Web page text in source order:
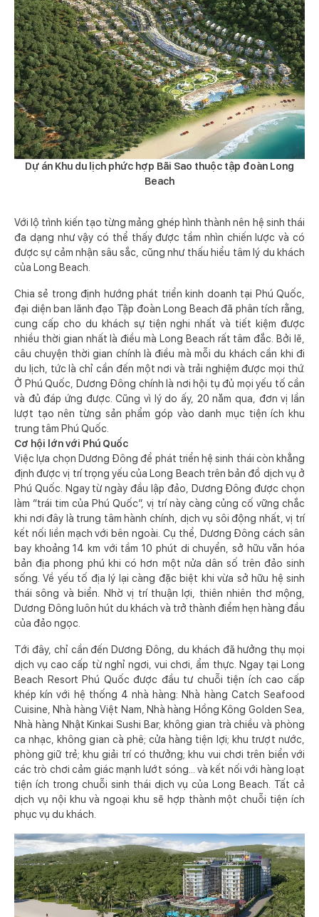
Dự án Khu du lịch phức hợp Bãi Sao thuộc tập đoàn Long
Beach
Với lộ trình kiến tạo từng mảng ghép hình thành nên hệ sinh thái
đa dạng như vậy có thể thấy được tầm nhìn chiến lược và có
được sự cảm nhận sâu sắc, cũng như thấu hiểu tâm lý du khách
của Long Beach.
Chia sẻ trong định hướng phát triển kinh doanh tại Phú Quốc,
đại diện ban lãnh đạo Tập đoàn Long Beach đã phân tích rằng,
cung cấp cho du khách sự tiện nghi nhất và tiết kiệm được
nhiều thời gian nhất là điều mà Long Beach rất tâm đắc. Bởi lẽ,
câu chuyện thời gian chính là điều mà mỗi du khách cần khi đi
du lịch, tức là chỉ cần đến một nơi và trải nghiệm được mọi thứ.
Ở Phú Quốc, Dương Đông chính là nơi hội tụ đủ mọi yếu tố cần
và đủ đáp ứng được. Cũng vì lý do ấy, 20 năm qua, đơn vị lần
lượt tạo nên từng sản phẩm góp vào danh mục tiện ích khu
trung tâm Phú Quốc.
Cơ hội lớn với Phú Quốc
Việc lựa chọn Dương Đông để phát triển hệ sinh thái còn khẳng
định được vị trí trọng yếu của Long Beach trên bản đồ dịch vụ ở
Phú Quốc. Ngay từ ngày đầu lập đảo, Dương Đông được chọn
làm “trái tim của Phú Quốc”, vị trí này càng củng cố vững chắc
khi nơi đây là trung tâm hành chính, dịch vụ sôi động nhất, vị trí
kết nối liền mạch với bên ngoài. Cụ thể, Dương Đông cách sân
bay khoảng 14 km với tầm 10 phút di chuyển, sở hữu văn hóa
bản địa phong phú khi có hơn một nửa dân số trên đảo sinh
sống. Về yếu tố địa lý lại càng đặc biệt khi vừa sở hữu hệ sinh
thái sông và biển. Nhờ vị trí thuận lợi, thiên nhiên thơ mộng,
Dương Đông luôn hút du khách và trở thành điểm hẹn hàng đầu
của đảo ngọc.
Tới đây, chỉ cần đến Dương Đông, du khách đã hưởng thụ mọi
dịch vụ cao cấp từ nghỉ ngơi, vui chơi, ẩm thực. Ngay tại Long
Beach Resort Phú Quốc được đầu tư chuỗi tiện ích cao cấp
khép kín với hệ thống 4 nhà hàng: Nhà hàng Catch Seafood
Cuisine, Nhà hàng Việt Nam, Nhà hàng Hồng Kông Golden Sea,
Nhà hàng Nhật Kinkai Sushi Bar; không gian trà chiều và phòng
ca nhạc, không gian cà phê; cửa hàng tiện lợi; khu trượt nước,
phòng giữ trẻ; khu giải trí có thưởng; khu vui chơi trên biển với
các trò chơi cảm giác mạnh lướt sóng... và kết nối với hàng loạt
tiện ích trong chuỗi sinh thái dịch vụ của Long Beach. Tất cả
dịch vụ nội khu và ngoại khu sẽ hợp thành một chuỗi tiện ích
phục vụ du khách.